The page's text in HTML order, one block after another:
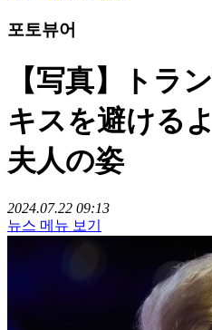
포토뷰어
【写真】トラ
キスを避ける
夫人の姿
2024.07.22 09:13
뉴스 메뉴 보기